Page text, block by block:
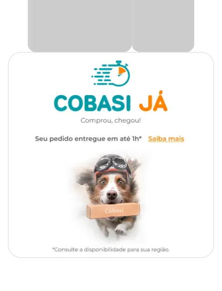
Comprimento Largura Altura
5 cm
Limpe periodicamente o produtos somente com um pano macio,